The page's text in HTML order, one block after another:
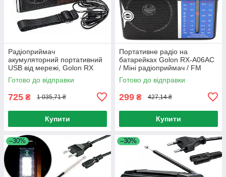
Радіоприймач
акумуляторний портативний
USB від мережі, Golon RX
9922 / Радіо-колонка FM, SD,
mp3
Готово до відправки
725 ₴ 1 035,71 ₴
Купити
Портативне радіо на
батарейках Golon RX-А06АС
/ Міні радіоприймач / FM
радіоприймач
Готово до відправки
299 ₴ 427,14 ₴
Купити
–30% –30%